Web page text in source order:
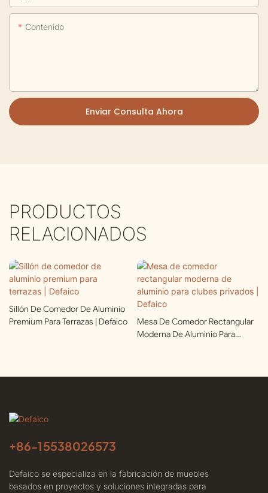
Contenido
Enviar Consulta Ahora
PRODUCTOS
RELACIONADOS
Sillón De Comedor De Aluminio
Premium Para Terrazas | Defaico
Mesa De Comedor Rectangular
Moderna De Aluminio Para
+86-15538026573
Defaico se especializa en la fabricación de muebles
basados ​​en proyectos y soluciones integradas para